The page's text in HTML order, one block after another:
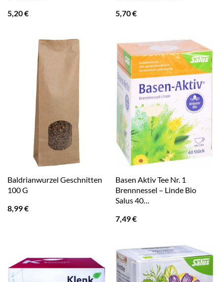
5,20€
5,70€
Baldrianwurzel Geschnitten
100 G
8,99€
Basen Aktiv Tee Nr. 1
Brennnessel – Linde Bio
Salus 40…
7,49€